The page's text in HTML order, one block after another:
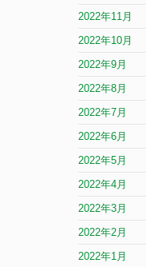
2022年11月
2022年10月
2022年9月
2022年8月
2022年7月
2022年6月
2022年5月
2022年4月
2022年3月
2022年2月
2022年1月